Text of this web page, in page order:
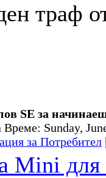
траф
SE за
Време: Sunday,
за Потребител
Mini